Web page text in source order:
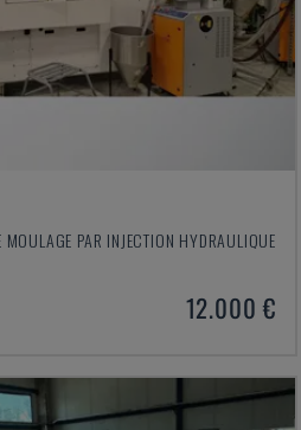
PAR INJECTION HYDRAULIQUE
12.000 €